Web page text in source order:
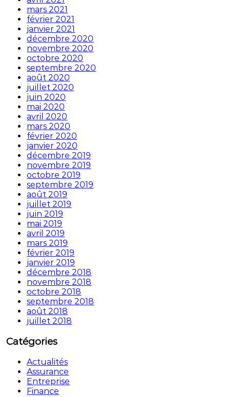
mars 2021
février 2021
janvier 2021
décembre 2020
novembre 2020
octobre 2020
septembre 2020
août 2020
juillet 2020
juin 2020
mai 2020
avril 2020
mars 2020
février 2020
janvier 2020
décembre 2019
novembre 2019
octobre 2019
septembre 2019
août 2019
juillet 2019
juin 2019
mai 2019
avril 2019
mars 2019
février 2019
janvier 2019
décembre 2018
novembre 2018
octobre 2018
septembre 2018
août 2018
juillet 2018
Catégories
Actualités
Assurance
Entreprise
Finance